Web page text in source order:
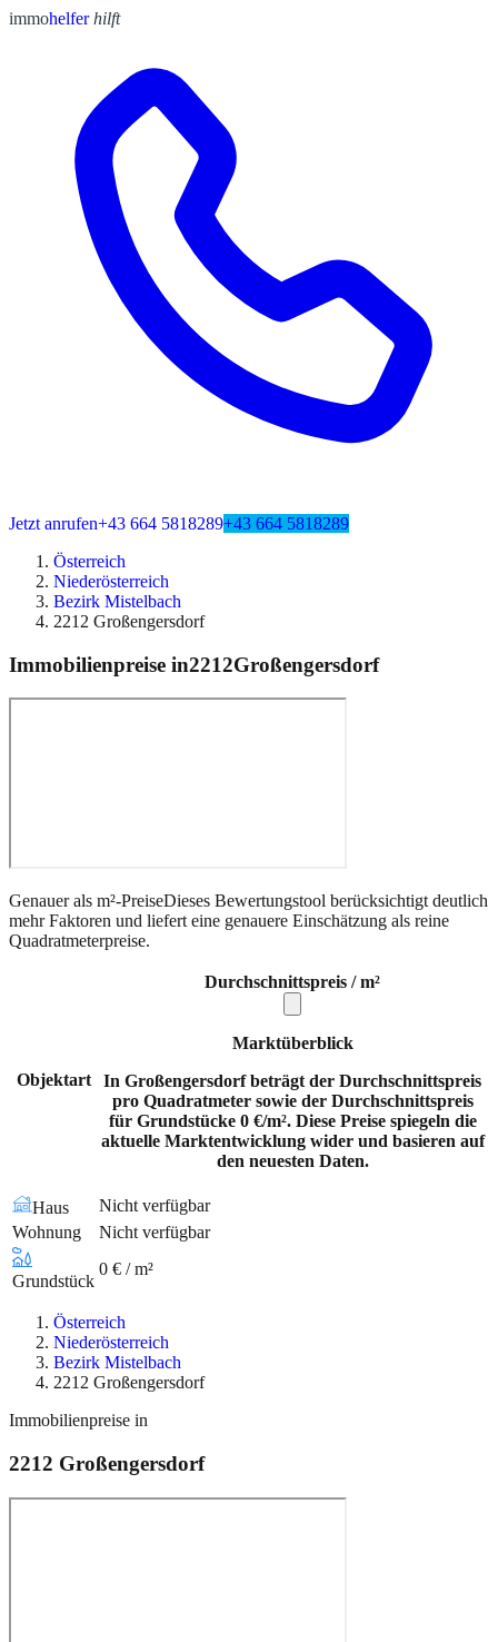
immohelfer hilft
Jetzt anrufen+43 664 5818289+43 664 5818289
Österreich
Niederösterreich
Bezirk Mistelbach
2212 Großengersdorf
Immobilienpreise in2212Großengersdorf
Genauer als m²-PreiseDieses Bewertungstool berücksichtigt deutlich
mehr Faktoren und liefert eine genauere Einschätzung als reine
Quadratmeterpreise.
Objektart
Durchschnittspreis / m²
Marktüberblick
In Großengersdorf beträgt der Durchschnittspreis
pro Quadratmeter sowie der Durchschnittspreis
für Grundstücke 0 €/m². Diese Preise spiegeln die
aktuelle Marktentwicklung wider und basieren auf
den neuesten Daten.
Haus
Nicht verfügbar
Wohnung
Nicht verfügbar
Grundstück
0 € / m²
Österreich
Niederösterreich
Bezirk Mistelbach
2212 Großengersdorf
Immobilienpreise in
2212 Großengersdorf